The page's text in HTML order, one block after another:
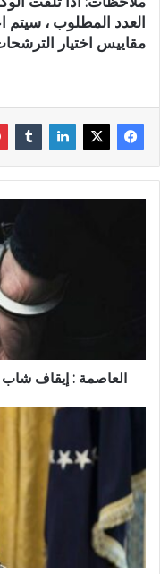
العدد المطلوب ، سيتم
مقاييس اختيار
العاصمة : إيقاف